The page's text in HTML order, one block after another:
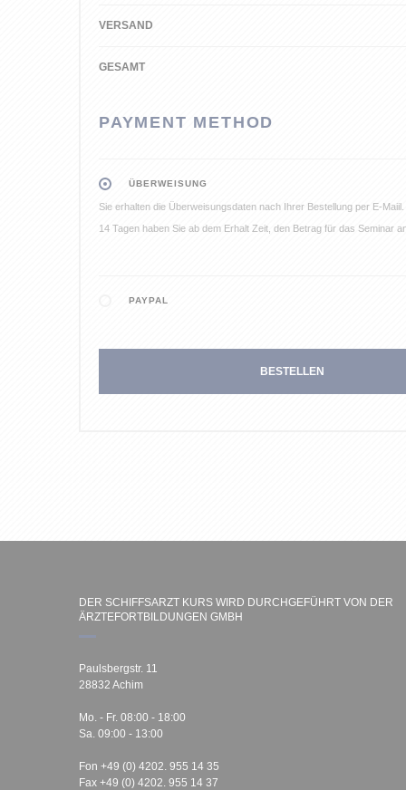
VERSAND
GESAMT
PAYMENT METHOD
ÜBERWEISUNG
Sie erhalten die Überweisungsdaten nach Ihrer Bestellung per E-
14 Tagen haben Sie ab dem Erhalt Zeit, den Betrag für das Seminar
PAYPAL
BESTELLEN
DER SCHIFFSARZT KURS WIRD DURCHGEFÜHRT VON DER
ÄRZTEFORTBILDUNGEN GMBH
Paulsbergstr. 11
28832 Achim
Mo. - Fr. 08:00 - 18:00
Sa. 09:00 - 13:00
Fon +49 (0) 4202. 955 14 35
Fax +49 (0) 4202. 955 14 37